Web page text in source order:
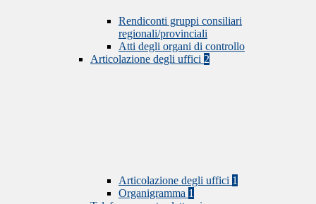
Rendiconti gruppi consiliari
regionali/provinciali
Atti degli organi di controllo
Articolazione degli uffici 2
Articolazione degli uffici 1
Organigramma 1